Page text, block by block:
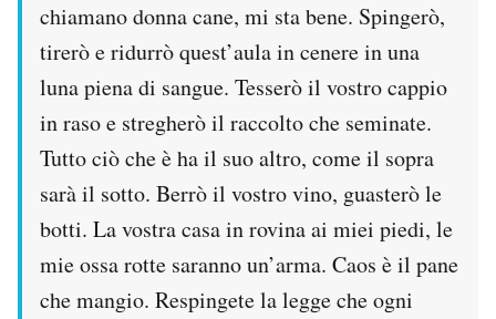
chiamano donna cane, mi sta bene. Spingerò,
tirerò e ridurrò quest’aula in cenere in una
luna piena di sangue. Tesserò il vostro cappio
in raso e stregherò il raccolto che seminate.
Tutto ciò che è ha il suo altro, come il sopra
sarà il sotto. Berrò il vostro vino, guasterò le
botti. La vostra casa in rovina ai miei piedi, le
mie ossa rotte saranno un’arma. Caos è il pane
che mangio. Respingete la legge che ogni